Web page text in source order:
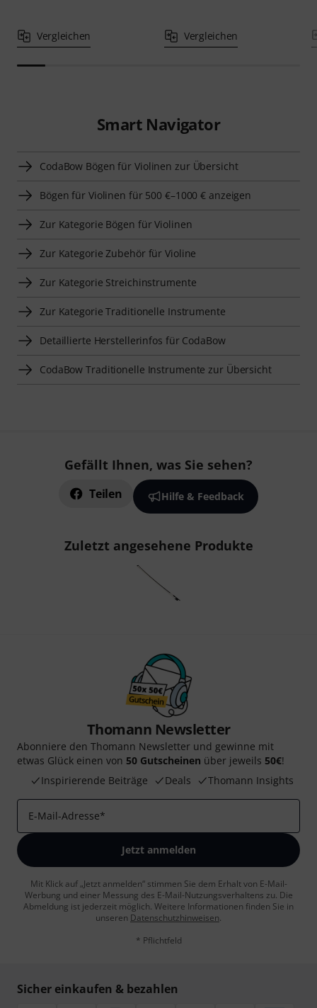
Vergleichen Vergleichen
Smart Navigator
CodaBow Bögen für Violinen zur Übersicht
Bögen für Violinen für 500 €–1000 € anzeigen
Zur Kategorie Bögen für Violinen
Zur Kategorie Zubehör für Violine
Zur Kategorie Streichinstrumente
Zur Kategorie Traditionelle Instrumente
Detaillierte Herstellerinfos für CodaBow
CodaBow Traditionelle Instrumente zur Übersicht
Gefällt Ihnen, was Sie sehen?
Teilen Hilfe & Feedback
Zuletzt angesehene Produkte
Thomann Newsletter
Abonniere den Thomann Newsletter und gewinne mit
etwas Glück einen von 50 Gutscheinen über jeweils 50€!
Inspirierende Beiträge
Deals Thomann Insights
E-Mail-Adresse*
Jetzt anmelden
Mit Klick auf „Jetzt anmelden“ stimmen Sie dem Erhalt von E-Mail-
Werbung und einer Messung des E-Mail-Nutzungsverhaltens zu. Die
Abmeldung ist jederzeit möglich. Weitere Informationen finden Sie in
unseren Datenschutzhinweisen.
* Pflichtfeld
Sicher einkaufen & bezahlen